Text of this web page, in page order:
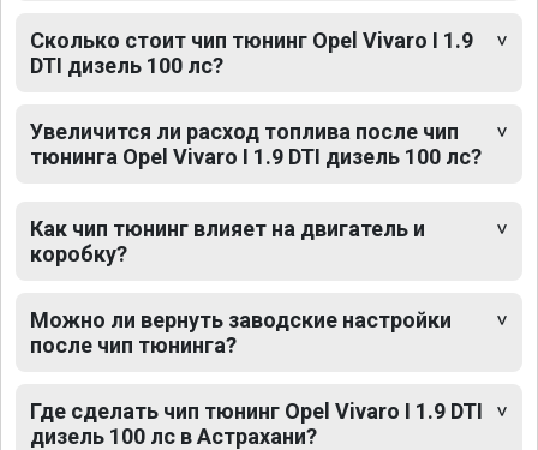
Сколько стоит чип тюнинг Opel Vivaro I 1.9
DTI дизель 100 лс?
Увеличится ли расход топлива после чип
тюнинга Opel Vivaro I 1.9 DTI дизель 100 лс?
Как чип тюнинг влияет на двигатель и
коробку?
Можно ли вернуть заводские настройки
после чип тюнинга?
Где сделать чип тюнинг Opel Vivaro I 1.9 DTI
дизель 100 лс в Астрахани?